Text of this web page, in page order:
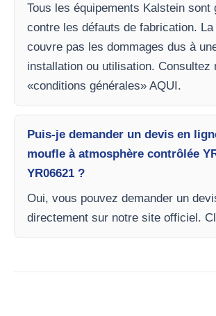
Tous les équipements Kalstein sont
contre les défauts de fabrication.
couvre pas les dommages dus à
installation ou utilisation. Consultez
«conditions générales» AQUI.
Puis-je demander un devis en
moufle à atmosphère contrôlée
YR06621 ?
Oui, vous pouvez demander un
directement sur notre site officiel.